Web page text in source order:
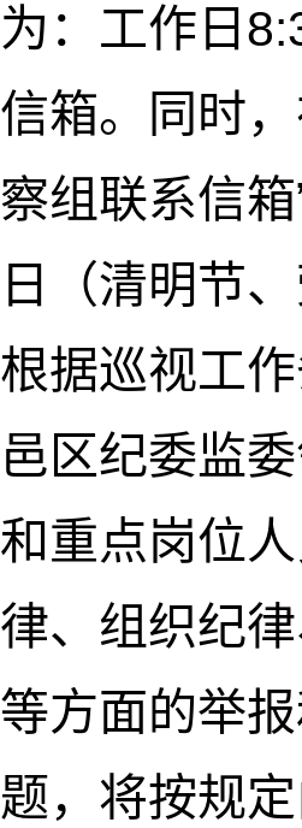
为：工作日
信箱。同时
察组联系信
日（清明节
根据巡视工
邑区纪委监
和重点岗位
律、 组织纪律
等方面的举
题，将按规